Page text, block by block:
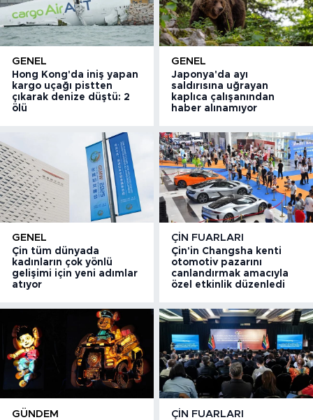
GENEL
Hong Kong'da iniş yapan
kargo uçağı pistten
çıkarak denize düştü: 2
ölü
GENEL
Japonya'da ayı
saldırısına uğrayan
kaplıca çalışanından
haber alınamıyor
GENEL
Çin tüm dünyada
kadınların çok yönlü
gelişimi için yeni adımlar
atıyor
ÇIN FUARLARI
Çin'in Changsha kenti
otomotiv pazarını
canlandırmak amacıyla
özel etkinlik düzenledi
GÜNDEM ÇIN FUARLARI